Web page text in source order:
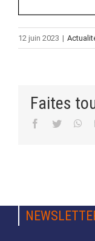
12 juin 2023 |
Faites
Facebook
Twitter